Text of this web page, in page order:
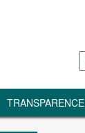
TRANSPARENCE